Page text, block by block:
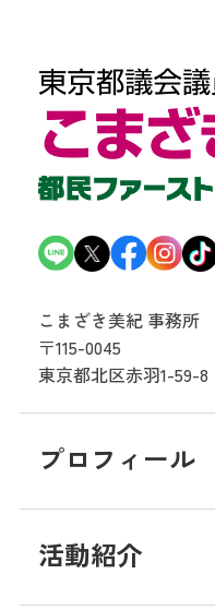
こまざき美紀 事務所
〒115-0045
東京都北区赤羽1-59-8
プロフィール
活動紹介